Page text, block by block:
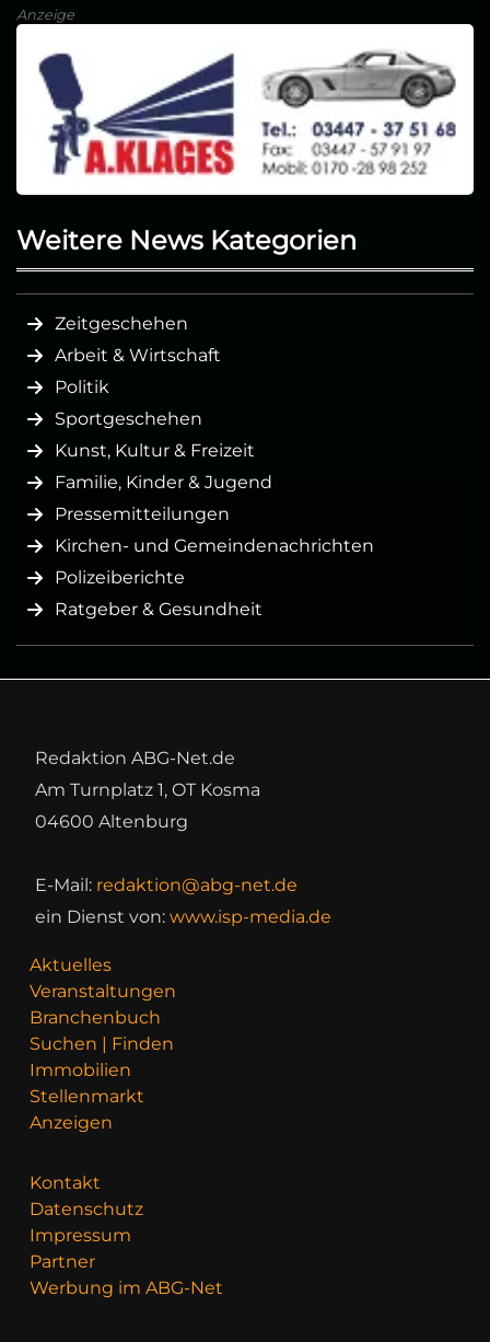
Anzeige
Weitere News Kategorien
Zeitgeschehen
Arbeit & Wirtschaft
Politik
Sportgeschehen
Kunst, Kultur & Freizeit
Familie, Kinder & Jugend
Pressemitteilungen
Kirchen- und Gemeindenachrichten
Polizeiberichte
Ratgeber & Gesundheit
Redaktion ABG-Net.de
Am Turnplatz 1, OT Kosma
04600 Altenburg
E-Mail: redaktion@abg-net.de
ein Dienst von: www.isp-media.de
Aktuelles
Veranstaltungen
Branchenbuch
Suchen | Finden
Immobilien
Stellenmarkt
Anzeigen
Kontakt
Datenschutz
Impressum
Partner
Werbung im ABG-Net